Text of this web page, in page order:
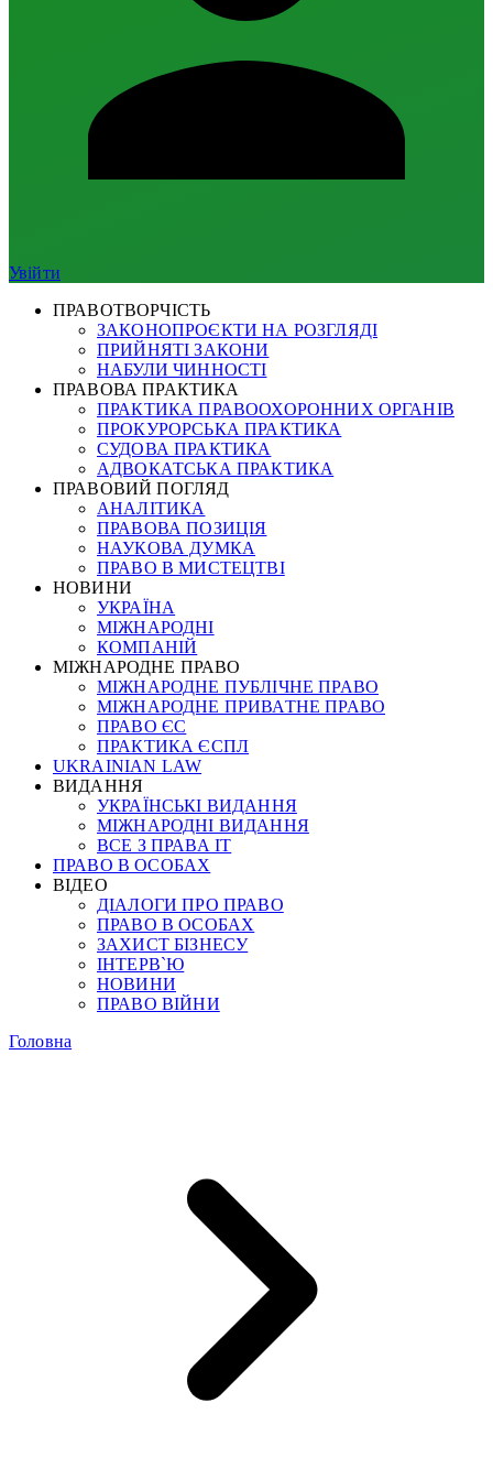
Увійти
ПРАВОТВОРЧІСТЬ
ЗАКОНОПРОЄКТИ НА РОЗГЛЯДІ
ПРИЙНЯТІ ЗАКОНИ
НАБУЛИ ЧИННОСТІ
ПРАВОВА ПРАКТИКА
ПРАКТИКА ПРАВООХОРОННИХ ОРГАНІВ
ПРОКУРОРСЬКА ПРАКТИКА
СУДОВА ПРАКТИКА
АДВОКАТСЬКА ПРАКТИКА
ПРАВОВИЙ ПОГЛЯД
АНАЛІТИКА
ПРАВОВА ПОЗИЦІЯ
НАУКОВА ДУМКА
ПРАВО В МИСТЕЦТВІ
НОВИНИ
УКРАЇНА
МІЖНАРОДНІ
КОМПАНІЙ
МІЖНАРОДНЕ ПРАВО
МІЖНАРОДНЕ ПУБЛІЧНЕ ПРАВО
МІЖНАРОДНЕ ПРИВАТНЕ ПРАВО
ПРАВО ЄС
ПРАКТИКА ЄСПЛ
UKRAINIAN LAW
ВИДАННЯ
УКРАЇНСЬКІ ВИДАННЯ
МІЖНАРОДНІ ВИДАННЯ
ВСЕ З ПРАВА ІТ
ПРАВО В ОСОБАХ
ВІДЕО
ДІАЛОГИ ПРО ПРАВО
ПРАВО В ОСОБАХ
ЗАХИСТ БІЗНЕСУ
ІНТЕРВ`Ю
НОВИНИ
ПРАВО ВІЙНИ
Головна